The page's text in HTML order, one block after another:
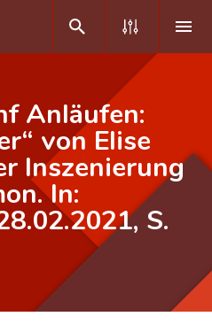
Anläufen:
von Elise
Inszenierung
In:
S.